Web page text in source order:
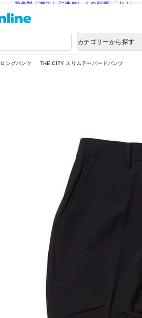
熊本県で発生した地震による影響について
カテゴリーから探す
ロングパンツ THE CITY スリムテーパードパンツ